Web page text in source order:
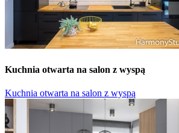
Kuchnia otwarta na salon z wyspą
Kuchnia otwarta na salon z wyspą